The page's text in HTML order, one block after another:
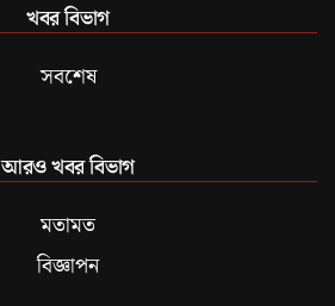
খবর বিভাগ
সবশেষ
আরও খবর বিভাগ
মতামত
বিজ্ঞাপন